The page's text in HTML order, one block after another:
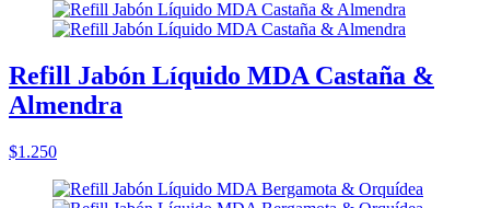
Refill Jabón Líquido MDA Castaña &
Almendra
$1.250